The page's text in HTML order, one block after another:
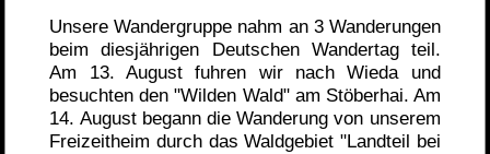
Unsere Wandergruppe nahm an 3 Wanderungen
beim diesjährigen Deutschen Wandertag teil.
Am 13. August fuhren wir nach Wieda und
besuchten den "Wilden Wald" am Stöberhai. Am
14. August begann die Wanderung von unserem
Freizeitheim durch das Waldgebiet "Landteil bei